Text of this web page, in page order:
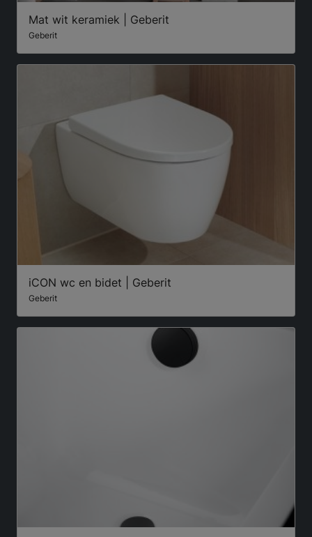
Mat wit keramiek | Geberit
Geberit
iCON wc en bidet | Geberit
Geberit